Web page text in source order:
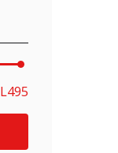
mínimo
máximo
L495